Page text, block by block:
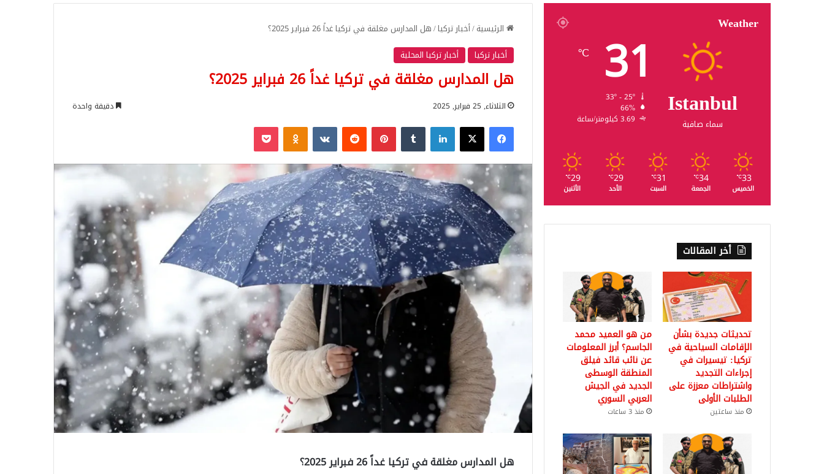
الرئيسية/أخبار تركيا/هل المدارس مغلقة في تركيا غداً 26 فبراير 2025؟
أخبار تركيا
أخبار تركيا المحلية
هل المدارس مغلقة في تركيا غداً 26 فبراير 2025؟
الثلاثاء, 25 فبراير, 2025 دقيقة واحدة
فيسبوك‫X لينكدإن بينتيريست Odnoklassniki
‫Pocket
هل المدارس مغلقة في تركيا غداً 26 فبراير 2025؟
Weather
Istanbul
سماء صافية
31
℃
66%
3.69 كيلومتر/ساعة
33
℃
الخميس
34
℃
الجمعة
31
℃
السبت
29
℃
الأحد
29
℃
الأثنين
أخر المقالات
تحديثات جديدة بشأن
الإقامات السياحية في
تركيا: تيسيرات في
إجراءات التجديد
واشتراطات معززة على
الطلبات الأولى
منذ ساعتين
من هو العميد محمد
الجاسم؟ أبرز المعلومات
عن نائب قائد فيلق
المنطقة الوسطى
الجديد في الجيش
العربي السوري
منذ 3 ساعات